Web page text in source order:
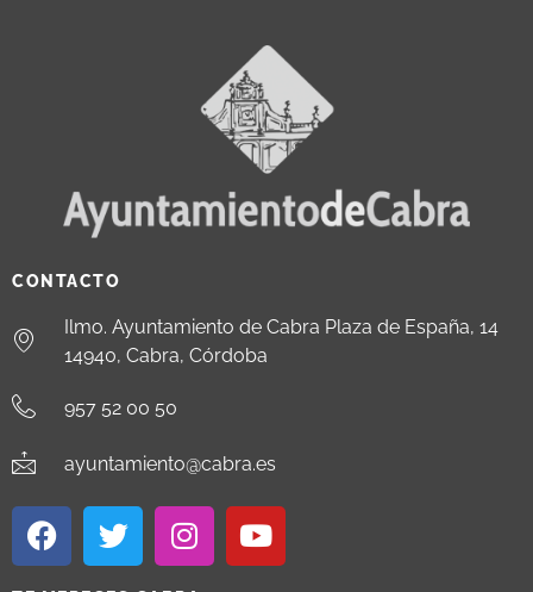
CONTACTO
Ilmo. Ayuntamiento de Cabra Plaza de España, 14
14940, Cabra, Córdoba
957 52 00 50
ayuntamiento@cabra.es